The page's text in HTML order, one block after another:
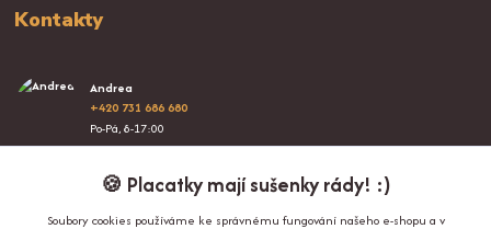
Kontakty
Andrea
+420 731 686 680
Po-Pá, 8-17:00
info@proplacatky.cz🍪 Placatky mají sušenky rády! :)
Soubory cookies používáme ke správnému fungování našeho e-shopu a v